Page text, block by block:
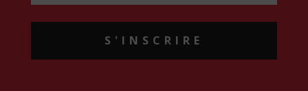
S'INSCRIRE